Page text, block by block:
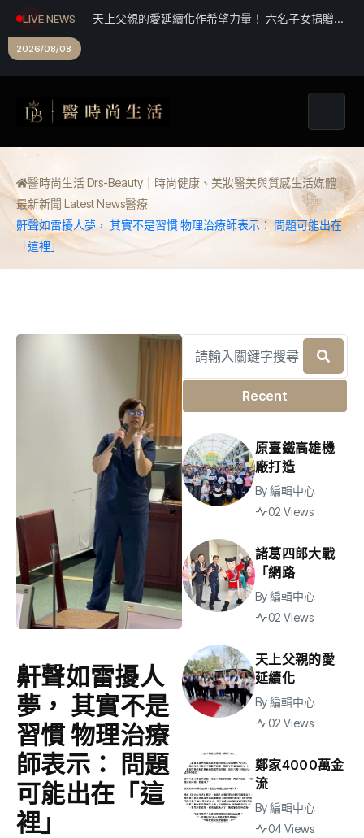
LIVE NEWS
鄭家4000萬金流延燒！游淑慧、徐巧芯、楊智妤接
2026/08/08
醫時尚生活 Drs-Beauty｜時尚健康、美妝醫美與質感生活媒體
最新新聞 Latest News醫療
鼾聲如雷擾人夢， 其實不是習慣 物理治療師表示： 問題可能出在
「這裡」
鼾聲如雷擾人
夢， 其實不是
習慣 物理治療
師表示： 問題
可能出在「這
裡」
Recent
原臺鐵高雄機
廠打造
By編輯中心
02 Views
諸葛四郎大戰
「網路
By編輯中心
02 Views
天上父親的愛
延續化
By編輯中心
02 Views
鄭家4000萬金
流
By編輯中心
04 Views